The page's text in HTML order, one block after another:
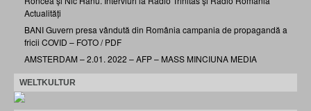
Actualități
BANI Guvern presa vândută din România campania de propagandă a
fricii COVID – FOTO / PDF
AMSTERDAM – 2.01. 2022 – AFP – MASS MINCIUNA MEDIA
WELTKULTUR